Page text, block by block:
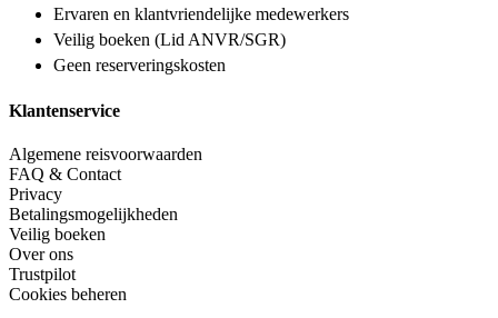
Ervaren en klantvriendelijke medewerkers
Veilig boeken (Lid ANVR/SGR)
Geen reserveringskosten
Klantenservice
Algemene reisvoorwaarden
FAQ & Contact
Privacy
Betalingsmogelijkheden
Veilig boeken
Over ons
Trustpilot
Cookies beheren